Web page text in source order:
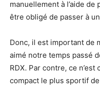
manuellement à l’aide
être obligé de passer à
Donc, il est important de
aimé notre temps passé
RDX. Par contre, ce
compact le plus sportif